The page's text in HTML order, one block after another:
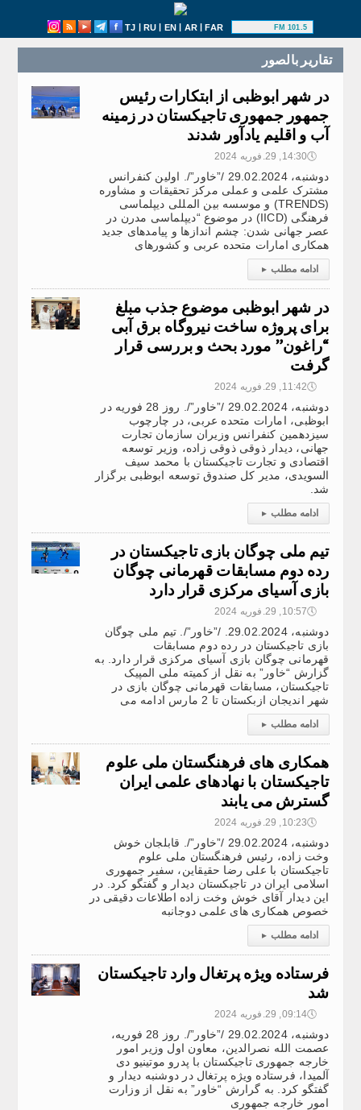
TJ | RU | EN | AR|FAR 101.5 FM
تقارير بالصور
در شهر ابوظبی از ابتکارات رئیس
جمهور جمهوری تاجیکستان در زمینه
آب و اقلیم یادآور شدند
🕔14:30, 29.فوریه 2024
دوشنبه، 29.02.2024 /”خاور”/. اولین کنفرانس
مشترک علمی و عملی مرکز تحقیقات و مشاوره
(TRENDS) و موسسه بین المللی دیپلماسی
فرهنگی (IICD) در موضوع “دیپلماسی مدرن در
عصر جهانی شدن: چشم اندازها و پیامدهای جدید
همکاری امارات متحده عربی و کشورهای
ادامه مطلب ▸
در شهر ابوظبی موضوع جذب مبلغ
برای پروژه ساخت نیروگاه برق آبی
“راغون” مورد بحث و بررسی قرار
گرفت
🕔11:42, 29.فوریه 2024
دوشنبه، 29.02.2024 /”خاور”/. روز 28 فوریه در
ابوظبی، امارات متحده عربی، در چارچوب
سیزدهمین کنفرانس وزیران سازمان تجارت
جهانی، دیدار ذوقی‌ ذوقی زاده، وزیر توسعه
اقتصادی و تجارت تاجیکستان با محمد سیف
السویدی، مدیر کل صندوق توسعه ابوظبی برگزار
شد.
ادامه مطلب ▸
تیم ملی چوگان بازی تاجیکستان در
رده دوم مسابقات قهرمانی چوگان
بازی آسیای مرکزی قرار دارد
🕔10:57, 29.فوریه 2024
دوشنبه، 29.02.2024. /”خاور”/. تیم ملی چوگان
بازی تاجیکستان در رده دوم مسابقات
قهرمانی چوگان بازی آسیای مرکزی قرار دارد. به
گزارش “خاور” به نقل از کمیته ملی المپیک
تاجیکستان، مسابقات قهرمانی چوگان بازی در
شهر اندیجان ازبکستان تا 2 مارس ادامه می
ادامه مطلب ▸
همکاری های فرهنگستان ملی علوم
تاجیکستان با نهادهای علمی ایران
گسترش می یابند
🕔10:23, 29.فوریه 2024
دوشنبه، 29.02.2024 /”خاور”/. قابلجان خوش
وخت زاده، رئیس فرهنگستان ملی علوم
تاجیکستان با علی رضا حقیقاین، سفیر جمهوری
اسلامی ایران در تاجیکستان دیدار و گفتگو کرد. در
این دیدار آقای خوش وخت زاده اطلاعات دقیقی در
خصوص همکاری های علمی دوجانبه
ادامه مطلب ▸
فرستاده ویژه پرتغال وارد تاجیکستان
شد
🕔09:14, 29.فوریه 2024
دوشنبه، 29.02.2024 /”خاور”/. روز 28 فوریه،
عصمت الله نصرالدین، معاون اول وزیر امور
خارجه جمهوری تاجیکستان با پدرو موتینیو دی
آلمیدا، فرستاده ویژه پرتغال در دوشنبه دیدار و
گفتگو کرد. به گرارش “خاور” به نقل از وزارت
امور خارجه جمهوری